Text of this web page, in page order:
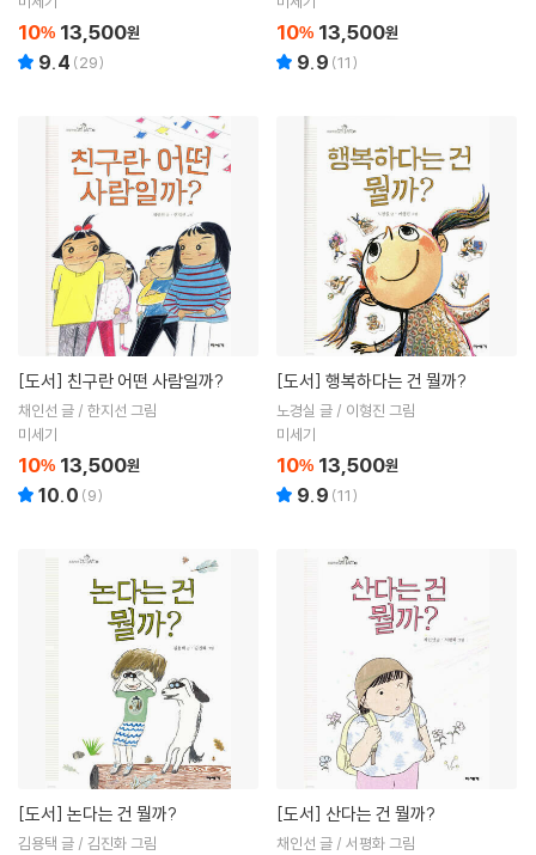
10% 13,500원
9.4 (29)
10% 13,500원
9.9 (11)
[도서] 친구란 어떤 사람일까?
채인선 글 / 한지선 그림
미세기
10% 13,500원
10.0 (9)
[도서] 행복하다는 건 뭘까?
노경실 글 / 이형진 그림
미세기
10% 13,500원
9.9 (11)
[도서] 논다는 건 뭘까?
김용택 글 / 김진화 그림
[도서] 산다는 건 뭘까?
채인선 글 / 서평화 그림